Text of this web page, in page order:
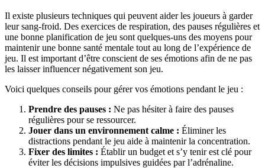
Il existe plusieurs techniques qui peuvent aider les joueurs à garder
leur sang-froid. Des exercices de respiration, des pauses régulières et
une bonne planification de jeu sont quelques-uns des moyens pour
maintenir une bonne santé mentale tout au long de l’expérience de
jeu. Il est important d’être conscient de ses émotions afin de ne pas
les laisser influencer négativement son jeu.
Voici quelques conseils pour gérer vos émotions pendant le jeu :
Prendre des pauses : Ne pas hésiter à faire des pauses
régulières pour se ressourcer.
Jouer dans un environnement calme : Éliminer les
distractions pendant le jeu aide à maintenir la concentration.
Fixer des limites : Établir un budget et s’y tenir est clé pour
éviter les décisions impulsives guidées par l’adrénaline.